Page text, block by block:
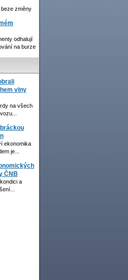
změny
odhalují
na burze
vlny
na všech
ekonomika
je...
ČNB
a